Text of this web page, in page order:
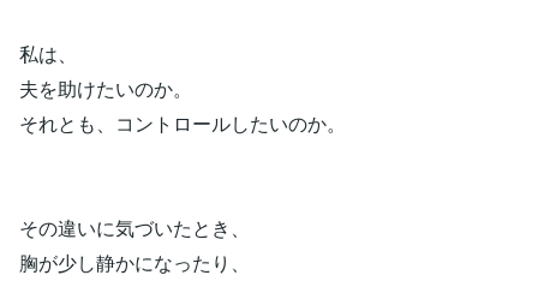
私は、
夫を助けたいのか。
それとも、コントロールしたいのか。
その違いに気づいたとき、
胸が少し静かになったり、